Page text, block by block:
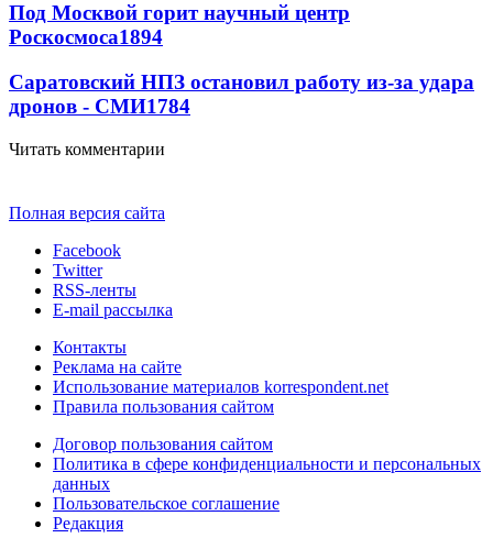
Под Москвой горит научный центр
Роскосмоса1894
Саратовский НПЗ остановил работу из-за удара
дронов - СМИ1784
Читать комментарии
Полная версия сайта
Facebook
Twitter
RSS-ленты
E-mail рассылка
Контакты
Реклама на сайте
Использование материалов korrespondent.net
Правила пользования сайтом
Договор пользования сайтом
Политика в сфере конфиденциальности и персональных
данных
Пользовательское соглашение
Редакция